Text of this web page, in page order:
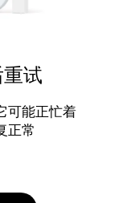
试
可能正忙着
正常